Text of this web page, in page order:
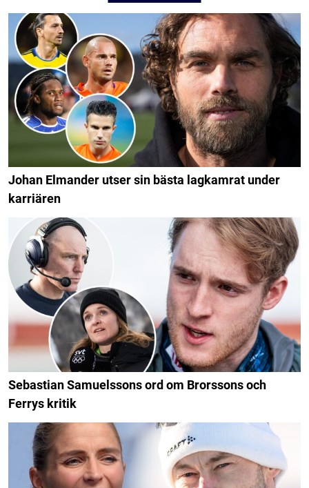
Johan Elmander utser sin bästa lagkamrat under
karriären
Sebastian Samuelssons ord om Brorssons och
Ferrys kritik